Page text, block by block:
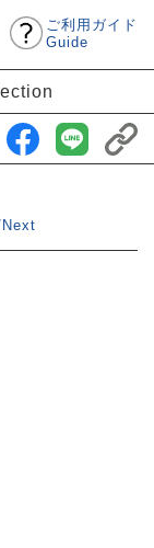
ご利用ガイド
Guide